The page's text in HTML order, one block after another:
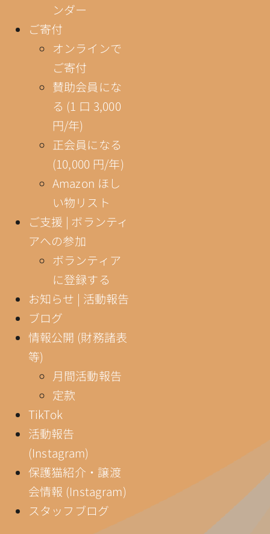
ンダー
ご寄付
オンラインで
ご寄付
賛助会員にな
る (1 口 3,000
円/年)
正会員になる
(10,000 円/年)
Amazon ほし
い物リスト
ご支援 | ボランティ
アへの参加
ボランティア
に登録する
お知らせ | 活動報告
ブログ
情報公開 (財務諸表
等)
月間活動報告
定款
TikTok
活動報告
(Instagram)
保護猫紹介・譲渡
会情報 (Instagram)
スタッフブログ